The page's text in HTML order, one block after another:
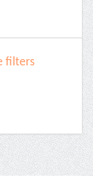
filters